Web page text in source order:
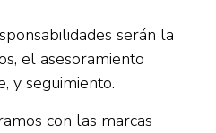
serán la
el asesoramiento
y seguimiento.
con las marcas